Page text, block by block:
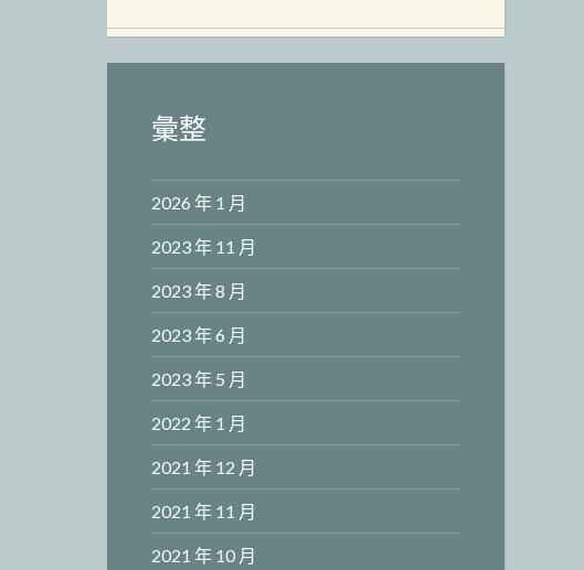
彙整
2026 年 1 月
2023 年 11 月
2023 年 8 月
2023 年 6 月
2023 年 5 月
2022 年 1 月
2021 年 12 月
2021 年 11 月
2021 年 10 月